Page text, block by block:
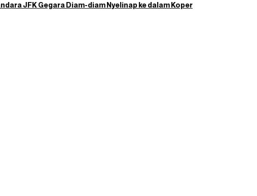
JFK Gegara Diam-diam Nyelinap ke dalam Koper